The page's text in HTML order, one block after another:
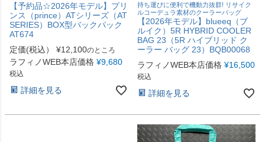
【予約品☆2026年モデル】プリ
ンス（prince）ATシリーズ（AT
SERIES）BOX型バックパック
AT674
定価(税込）
¥12,100のところ
ラフィノWEB本店価格 ¥9,680
税込
詳細を見る
持ち運びに便利で機動力抜群! リサイク
ルコーデュラ素材のクーラーバッグ
【2026年モデル】blueeq（ブ
ルイク）5R HYBRID COOLER
BAG 23（5R ハイブリッド ク
ーラー バッグ 23）BQB00068
ラフィノWEB本店価格 ¥16,500
税込
詳細を見る